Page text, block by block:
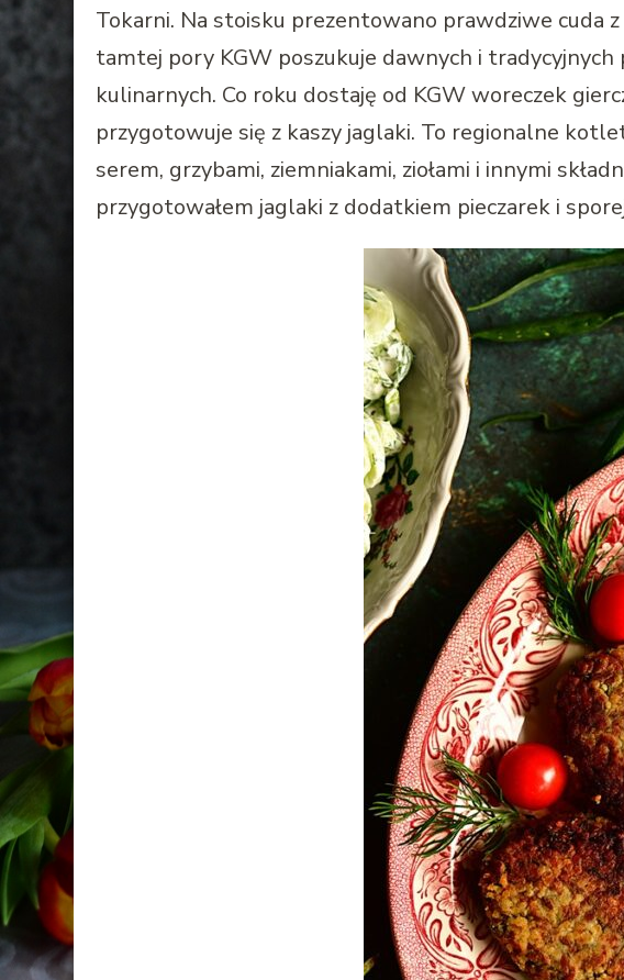
Tokarni. Na stoisku prezentowano prawdziwe cuda
tamtej pory KGW poszukuje dawnych i
kulinarnych. Co roku dostaję od KGW woreczek
przygotowuje się z kaszy jaglaki. To regionalne
serem, grzybami, ziemniakami, ziołami i innymi
przygotowałem jaglaki z dodatkiem pieczarek i